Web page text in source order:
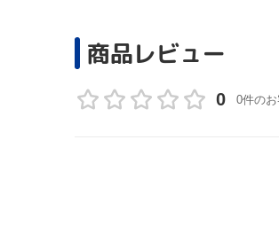
商品レビュー
0 0件の